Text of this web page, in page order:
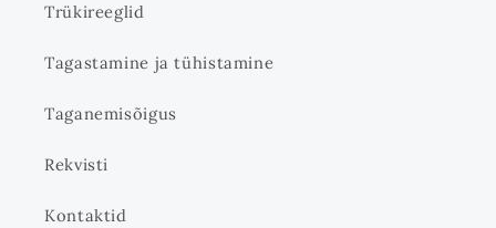
Trükireeglid
Tagastamine ja tühistamine
Taganemisõigus
Rekvisti
Kontaktid